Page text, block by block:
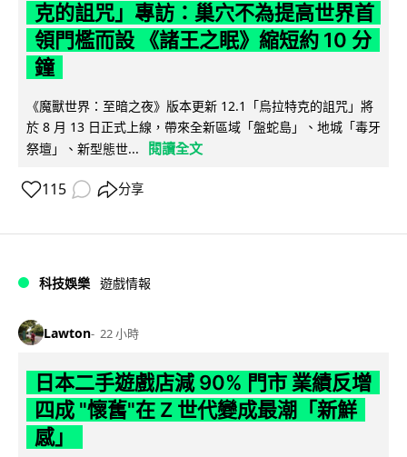
克的詛咒」專訪：巢穴不為提高世界首
領門檻而設 《諸王之眠》縮短約 10 分
鐘
《魔獸世界：至暗之夜》版本更新 12.1「烏拉特克的詛咒」將
於 8 月 13 日正式上線，帶來全新區域「盤蛇島」、地城「毒牙
祭壇」、新型態世...
閱讀全文
115 分享
科技娛樂 遊戲情報
Lawton 22 小時
日本二手遊戲店減 90% 門市 業績反增
四成 "懷舊"在 Z 世代變成最潮「新鮮
感」